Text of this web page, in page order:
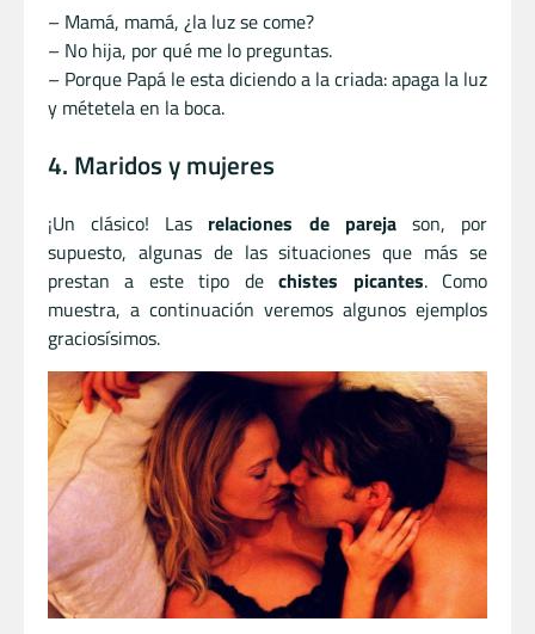
– Mamá, mamá, ¿la luz se come?
– No hija, por qué me lo preguntas.
– Porque Papá le esta diciendo a la criada: apaga la luz
y métetela en la boca.
4. Maridos y mujeres
¡Un clásico! Las relaciones de parejason, por
supuesto, algunas de las situaciones que más se
prestan a este tipo dechistes picantes. Como
muestra, a continuación veremos algunos ejemplos
graciosísimos.